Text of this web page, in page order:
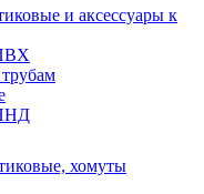
и аксессуары к
хомуты